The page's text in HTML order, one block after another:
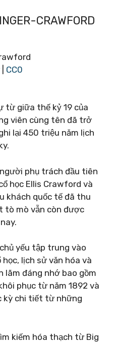
CRAWFORD
CC0
từ giữa thế kỷ 19 của
viên cùng tên đã trở
lại 450 triệu năm lịch
phụ trách đầu tiên
học Ellis Crawford và
khách quốc tế đã thu
tò mò vẫn còn được
yếu tập trung vào
lịch sử văn hóa và
lãm đáng nhớ bao gồm
phục từ năm 1892 và
kỳ chi tiết từ những
kiếm hóa thạch từ Big